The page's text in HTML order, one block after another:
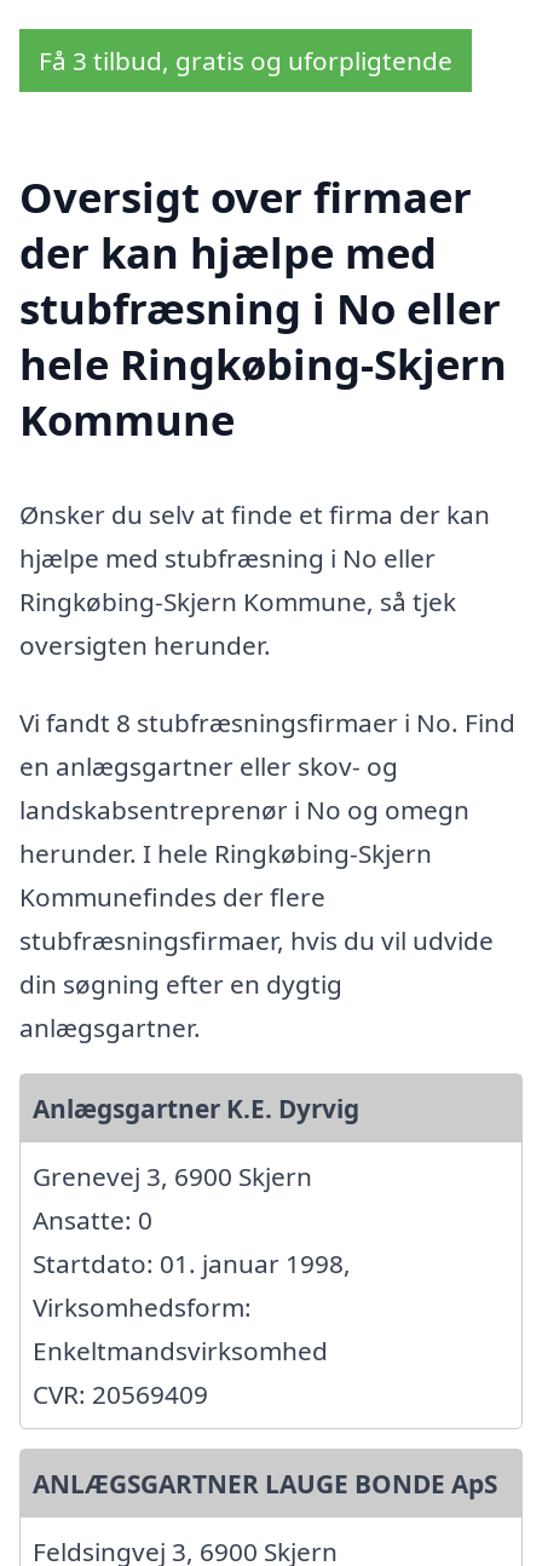
Få 3 tilbud, gratis og uforpligtende
Oversigt over firmaer
der kan hjælpe med
stubfræsning i No eller
hele Ringkøbing-Skjern
Kommune
Ønsker du selv at finde et firma der kan
hjælpe med stubfræsning i No eller
Ringkøbing-Skjern Kommune, så tjek
oversigten herunder.
Vi fandt 8 stubfræsningsfirmaer i No. Find
en anlægsgartner eller skov- og
landskabsentreprenør i No og omegn
herunder. I hele Ringkøbing-Skjern
Kommunefindes der flere
stubfræsningsfirmaer, hvis du vil udvide
din søgning efter en dygtig
anlægsgartner.
Anlægsgartner K.E. Dyrvig
Grenevej 3, 6900 Skjern
Ansatte: 0
Startdato: 01. januar 1998,
Virksomhedsform:
Enkeltmandsvirksomhed
CVR: 20569409
ANLÆGSGARTNER LAUGE BONDE ApS
Feldsingvej 3, 6900 Skjern